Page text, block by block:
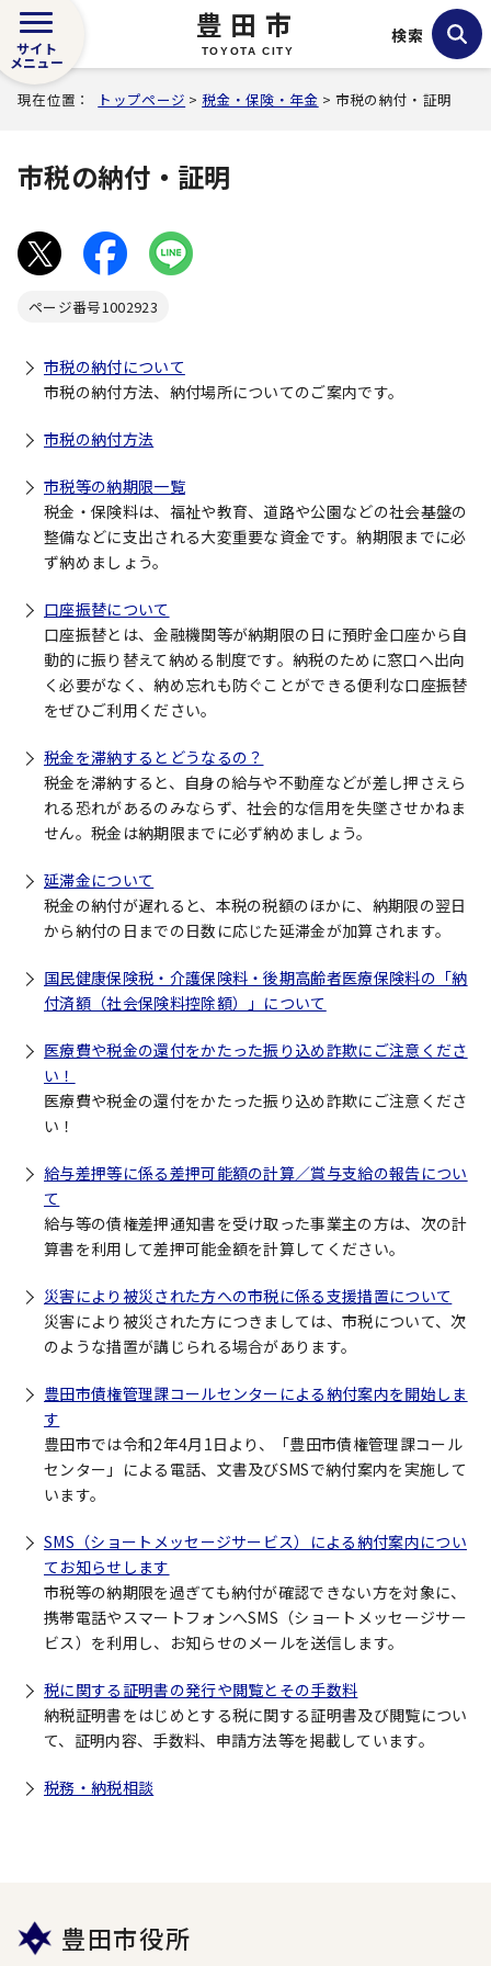
豊田市
TOYOTA CITY
サイト
メニュー
検索
現在位置： トップページ >税金・保険・年金 > 市税の納付・証明
市税の納付・証明
ページ番号1002923
市税の納付について
市税の納付方法、納付場所についてのご案内です。
市税の納付方法
市税等の納期限一覧
税金・保険料は、福祉や教育、道路や公園などの社会基盤の
整備などに支出される大変重要な資金です。納期限までに必
ず納めましょう。
口座振替について
口座振替とは、金融機関等が納期限の日に預貯金口座から自
動的に振り替えて納める制度です。納税のために窓口へ出向
く必要がなく、納め忘れも防ぐことができる便利な口座振替
をぜひご利用ください。
税金を滞納するとどうなるの？
税金を滞納すると、自身の給与や不動産などが差し押さえら
れる恐れがあるのみならず、社会的な信用を失墜させかねま
せん。税金は納期限までに必ず納めましょう。
延滞金について
税金の納付が遅れると、本税の税額のほかに、納期限の翌日
から納付の日までの日数に応じた延滞金が加算されます。
国民健康保険税・介護保険料・後期高齢者医療保険料の「納
付済額（社会保険料控除額）」について
医療費や税金の還付をかたった振り込め詐欺にご注意くださ
い！
医療費や税金の還付をかたった振り込め詐欺にご注意くださ
い！
給与差押等に係る差押可能額の計算／賞与支給の報告につい
て
給与等の債権差押通知書を受け取った事業主の方は、次の計
算書を利用して差押可能金額を計算してください。
災害により被災された方への市税に係る支援措置について
災害により被災された方につきましては、市税について、次
のような措置が講じられる場合があります。
豊田市債権管理課コールセンターによる納付案内を開始しま
す
豊田市では令和2年4月1日より、「豊田市債権管理課コール
センター」による電話、文書及びSMSで納付案内を実施して
います。
SMS（ショートメッセージサービス）による納付案内につい
てお知らせします
市税等の納期限を過ぎても納付が確認できない方を対象に、
携帯電話やスマートフォンへSMS（ショートメッセージサー
ビス）を利用し、お知らせのメールを送信します。
税に関する証明書の発行や閲覧とその手数料
納税証明書をはじめとする税に関する証明書及び閲覧につい
て、証明内容、手数料、申請方法等を掲載しています。
税務・納税相談
豊田市役所